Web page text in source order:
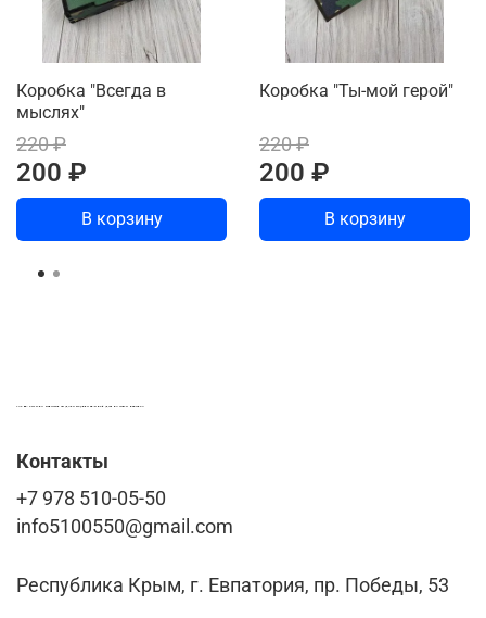
Коробка "Всегда в
мыслях"
220 ₽
200 ₽
В корзину
Коробка "Ты-мой герой"
220 ₽
200 ₽
В корзину
Контакты
+7 978 510-05-50
info5100550@gmail.com
Республика Крым, г. Евпатория, пр. Победы, 53